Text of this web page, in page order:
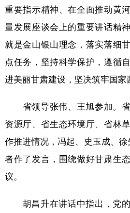
重要指示精神、在全面推动黄
量发展座谈会上的重要讲话精
就是金山银山理念，落实落细
点任务，坚持科学保护，遵循
进美丽甘肃建设，坚决筑牢国家
省领导张伟、王旭参加。省
资源厅、省生态环境厅、省林
作推进情况，冯起、史玉成、
者作了发言，围绕做好甘肃生
议。
胡昌升在讲话中指出，党的